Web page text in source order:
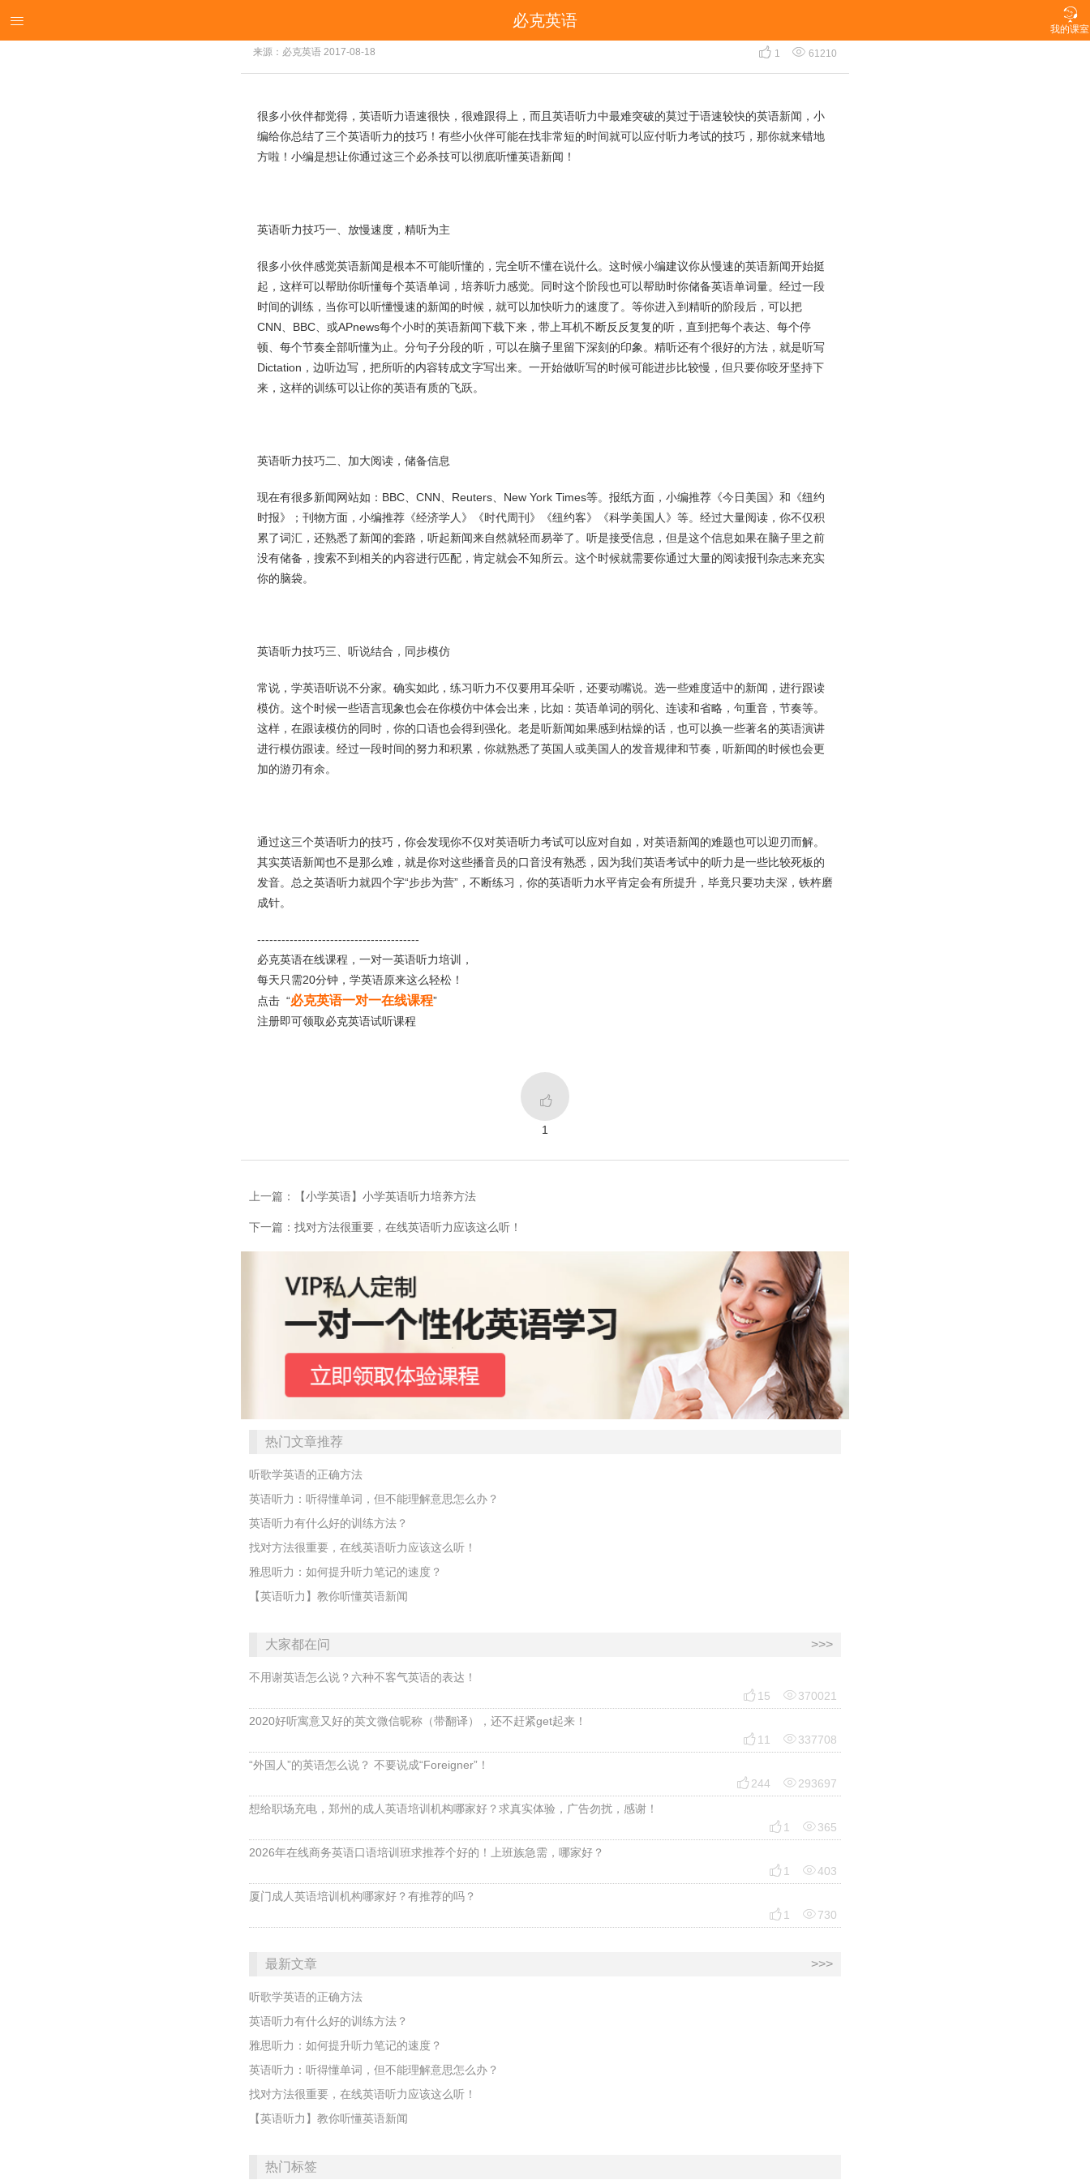

我的课室
 必克英语
【英语听力】教你听懂英语新闻
来源：必克英语 2017-08-18  1  61210
很多小伙伴都觉得，英语听力语速很快，很难跟得上，而且英语听力中最难突破的莫过于语速较快的英语新闻，小
编给你总结了三个英语听力的技巧！有些小伙伴可能在找非常短的时间就可以应付听力考试的技巧，那你就来错地
方啦！小编是想让你通过这三个必杀技可以彻底听懂英语新闻！
英语听力技巧一、放慢速度，精听为主
很多小伙伴感觉英语新闻是根本不可能听懂的，完全听不懂在说什么。这时候小编建议你从慢速的英语新闻开始挺
起，这样可以帮助你听懂每个英语单词，培养听力感觉。同时这个阶段也可以帮助时你储备英语单词量。经过一段
时间的训练，当你可以听懂慢速的新闻的时候，就可以加快听力的速度了。等你进入到精听的阶段后，可以把
CNN、BBC、或APnews每个小时的英语新闻下载下来，带上耳机不断反反复复的听，直到把每个表达、每个停
顿、每个节奏全部听懂为止。分句子分段的听，可以在脑子里留下深刻的印象。精听还有个很好的方法，就是听写
Dictation，边听边写，把所听的内容转成文字写出来。一开始做听写的时候可能进步比较慢，但只要你咬牙坚持下
来，这样的训练可以让你的英语有质的飞跃。
英语听力技巧二、加大阅读，储备信息
现在有很多新闻网站如：BBC、CNN、Reuters、New York Times等。报纸方面，小编推荐《今日美国》和《纽约
时报》；刊物方面，小编推荐《经济学人》《时代周刊》《纽约客》《科学美国人》等。经过大量阅读，你不仅积
累了词汇，还熟悉了新闻的套路，听起新闻来自然就轻而易举了。听是接受信息，但是这个信息如果在脑子里之前
没有储备，搜索不到相关的内容进行匹配，肯定就会不知所云。这个时候就需要你通过大量的阅读报刊杂志来充实
你的脑袋。
英语听力技巧三、听说结合，同步模仿
常说，学英语听说不分家。确实如此，练习听力不仅要用耳朵听，还要动嘴说。选一些难度适中的新闻，进行跟读
模仿。这个时候一些语言现象也会在你模仿中体会出来，比如：英语单词的弱化、连读和省略，句重音，节奏等。
这样，在跟读模仿的同时，你的口语也会得到强化。老是听新闻如果感到枯燥的话，也可以换一些著名的英语演讲
进行模仿跟读。经过一段时间的努力和积累，你就熟悉了英国人或美国人的发音规律和节奏，听新闻的时候也会更
加的游刃有余。
通过这三个英语听力的技巧，你会发现你不仅对英语听力考试可以应对自如，对英语新闻的难题也可以迎刃而解。
其实英语新闻也不是那么难，就是你对这些播音员的口音没有熟悉，因为我们英语考试中的听力是一些比较死板的
发音。总之英语听力就四个字“步步为营”，不断练习，你的英语听力水平肯定会有所提升，毕竟只要功夫深，铁杵磨
成针。
----------------------------------------
必克英语在线课程，一对一英语听力培训，
每天只需20分钟，学英语原来这么轻松！
点击 “必克英语一对一在线课程”
注册即可领取必克英语试听课程

1
上一篇：【小学英语】小学英语听力培养方法
下一篇：找对方法很重要，在线英语听力应该这么听！
热门文章推荐
听歌学英语的正确方法
英语听力：听得懂单词，但不能理解意思怎么办？
英语听力有什么好的训练方法？
找对方法很重要，在线英语听力应该这么听！
雅思听力：如何提升听力笔记的速度？
【英语听力】教你听懂英语新闻
大家都在问 >>>
不用谢英语怎么说？六种不客气英语的表达！
 15 370021
2020好听寓意又好的英文微信昵称（带翻译），还不赶紧get起来！
 11 337708
“外国人”的英语怎么说？ 不要说成“Foreigner”！
 244 293697
想给职场充电，郑州的成人英语培训机构哪家好？求真实体验，广告勿扰，感谢！
 1 365
2026年在线商务英语口语培训班求推荐个好的！上班族急需，哪家好？
 1 403
厦门成人英语培训机构哪家好？有推荐的吗？
 1 730
最新文章 >>>
听歌学英语的正确方法
英语听力有什么好的训练方法？
雅思听力：如何提升听力笔记的速度？
英语听力：听得懂单词，但不能理解意思怎么办？
找对方法很重要，在线英语听力应该这么听！
【英语听力】教你听懂英语新闻
热门标签